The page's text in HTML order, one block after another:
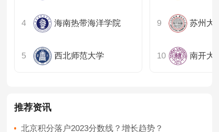
海南热带海洋学院
西北师范大学
苏州大
南开大
推荐资讯
北京积分落户2023分数线？增长趋势？